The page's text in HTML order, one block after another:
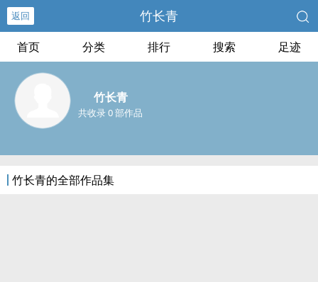
返回 竹长青
首页 分类 排行 搜索 足迹
竹长青
共收录 0 部作品
竹长青的全部作品集